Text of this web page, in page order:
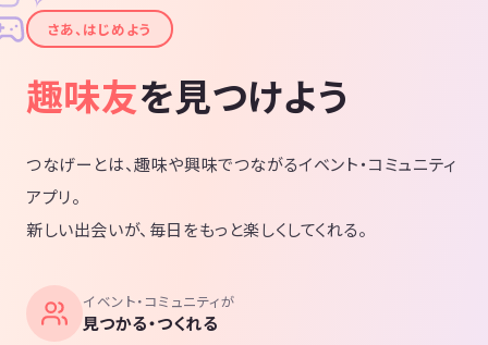
✦さあ、はじめよう
趣味友を見つけよう
つなげーとは、趣味や興味でつながるイベント・コミュニティ
アプリ。
新しい出会いが、毎日をもっと楽しくしてくれる。
イベント・コミュニティが
見つかる・つくれる